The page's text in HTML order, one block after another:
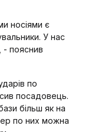
носіями є
У нас
- пояснив
по
посадовець.
більш як на
по них можна